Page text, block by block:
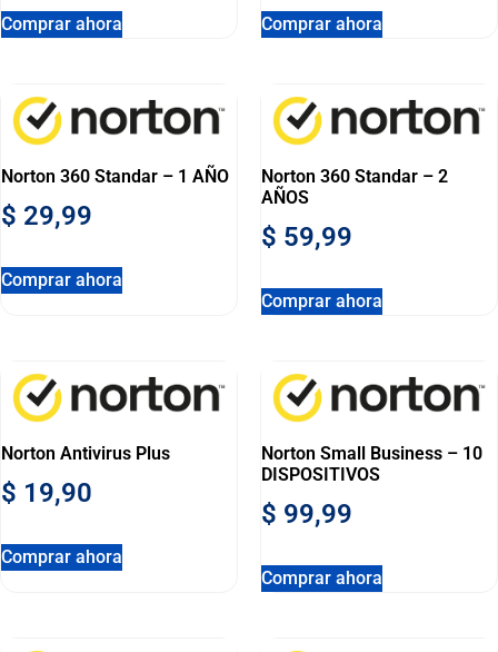
Comprar ahora Comprar ahora
Norton 360 Standar – 1 AÑO
$ 29,99
Comprar ahora
Norton 360 Standar – 2
AÑOS
$ 59,99
Comprar ahora
Norton Antivirus Plus
$ 19,90
Comprar ahora
Norton Small Business – 10
DISPOSITIVOS
$ 99,99
Comprar ahora